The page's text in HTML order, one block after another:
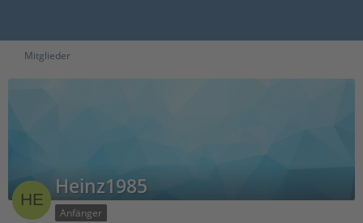
Mitglieder
Heinz1985
Anfänger